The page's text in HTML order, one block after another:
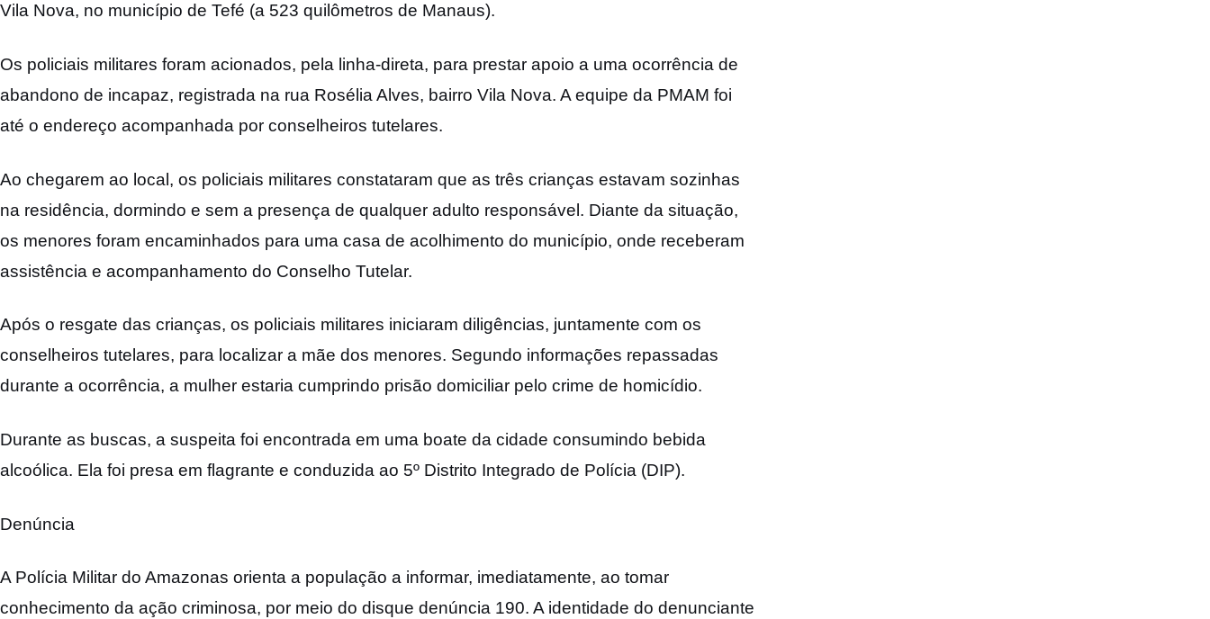
Vila Nova, no município de Tefé (a 523 quilômetros de Manaus).
Os policiais militares foram acionados, pela linha-direta, para prestar apoio a uma ocorrência de
abandono de incapaz, registrada na rua Rosélia Alves, bairro Vila Nova. A equipe da PMAM foi
até o endereço acompanhada por conselheiros tutelares.
Ao chegarem ao local, os policiais militares constataram que as três crianças estavam sozinhas
na residência, dormindo e sem a presença de qualquer adulto responsável. Diante da situação,
os menores foram encaminhados para uma casa de acolhimento do município, onde receberam
assistência e acompanhamento do Conselho Tutelar.
Após o resgate das crianças, os policiais militares iniciaram diligências, juntamente com os
conselheiros tutelares, para localizar a mãe dos menores. Segundo informações repassadas
durante a ocorrência, a mulher estaria cumprindo prisão domiciliar pelo crime de homicídio.
Durante as buscas, a suspeita foi encontrada em uma boate da cidade consumindo bebida
alcoólica. Ela foi presa em flagrante e conduzida ao 5º Distrito Integrado de Polícia (DIP).
Denúncia
A Polícia Militar do Amazonas orienta a população a informar, imediatamente, ao tomar
conhecimento da ação criminosa, por meio do disque denúncia 190. A identidade do denunciante